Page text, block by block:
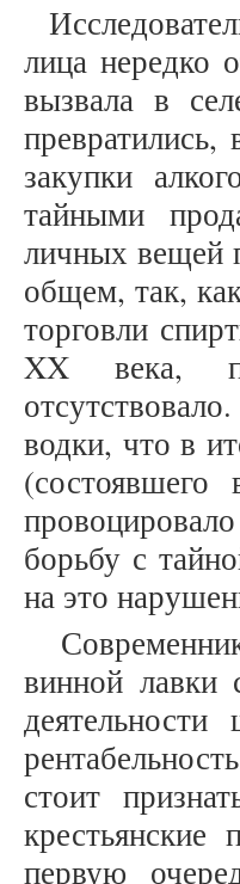
лица нередко
вызвала в
закупки
тайными
личных вещей
общем, так,
торговли
XX века, по
водки, что в
борьбу с
на это
винной лавки
стоит
первую